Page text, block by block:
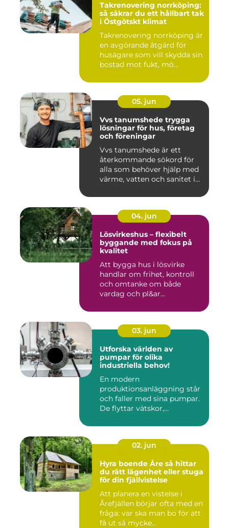
Takrenovering norrköping:
så säkrar du ett hållbart tak
i Östgötskt klimat
Takrenovering norrköping är
en avgörande åtgärd för
husägare som vill skydda sin
bostad mot fukt, mö...
05. jun
Vvs tanumshede trygga
lösningar för hus, företag
och föreningar
Vvs tanumshede är ett
återkommande sökord för
alla som behöver hjälp med
värme, vatten och sanitet i...
04. jun
Lösvirkeshus – flexibelt
byggande med fokus på
kvalitet
Att bygga hus i lösvirke
handlar om frihet, kontroll
och omtanke om både
vardag och pl&ar...
03. jun
Utforska världen av
pumpar för olika
industriella behov!
En modern
produktionsanläggning står
och faller med sina pumpar.
De flyttar vätskor,...
02. jun
Hyra boende Åre så hittar
du rätt lägenhet eller stuga
för din fjällvistelse
Att planera en vistelse i
Årefjällen börjar ofta med en
fråga: var ska man bo för att
få ut så mycke...